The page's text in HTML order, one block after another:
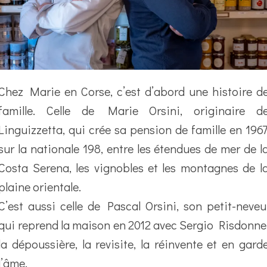
Marie en Corse, c’est d’abord une histoire
Celle de Marie Orsini, originaire
qui crée sa pension de famille en
la nationale 198, entre les étendues de mer de
Serena, les vignobles et les montagnes de
orientale.
aussi celle de Pascal Orsini, son petit-
reprend la maison en 2012 avec Sergio
dépoussière, la revisite, la réinvente et en